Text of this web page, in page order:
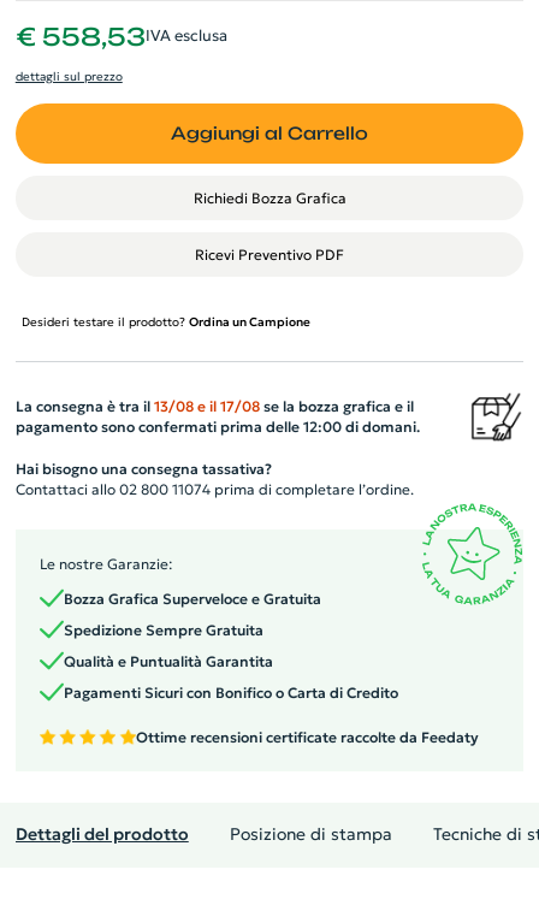
€ 558,53IVA esclusa
dettagli sul prezzo
Aggiungi al Carrello
Richiedi Bozza Grafica
Ricevi Preventivo PDF
Desideri testare il prodotto? Ordina un Campione
La consegna è tra il 13/08 e il 17/08se la bozza grafica e il
pagamento sono confermati prima delle 12:00 di domani.
Hai bisogno una consegna tassativa?
Contattaci allo 02 800 11074 prima di completare l’ordine.
Le nostre Garanzie:
Bozza Grafica Superveloce e Gratuita
Spedizione Sempre Gratuita
Qualità e Puntualità Garantita
Pagamenti Sicuri con Bonifico o Carta di Credito
Ottime recensioni certificate raccolte da Feedaty
Dettagli del prodotto Posizione di stampa Tecniche di